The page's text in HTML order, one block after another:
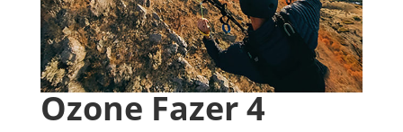
Ozone Fazer 4